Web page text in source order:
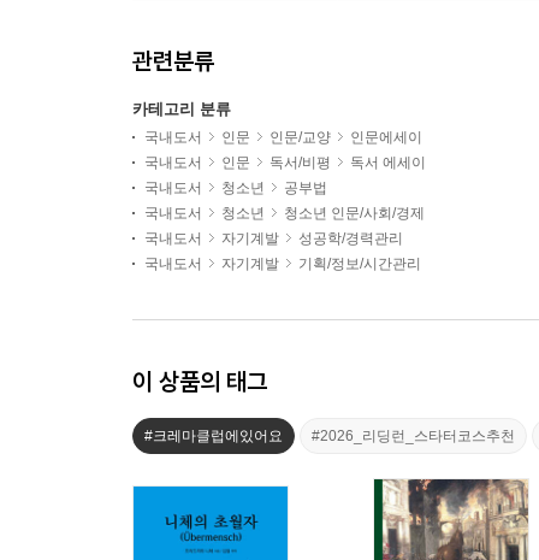
관련분류
카테고리 분류
국내도서 인문 인문/교양
인문에세이
국내도서
인문 독서/비평
독서 에세이
국내도서
청소년
공부법
국내도서
청소년
청소년 인문/사회/경제
국내도서
자기계발
성공학/경력관리
국내도서
자기계발 기획/정보/시간관리
이 상품의 태그
#크레마클럽에있어요 #2026_리딩런_스타터코스추천